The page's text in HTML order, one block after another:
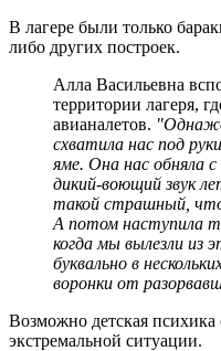
В лагере были только
либо других построек.
Алла Васильевна
территории лагеря,
авианалетов.
схватила нас под
яме. Она нас обняла
дикий-воющий звук
такой страшный,
А потом наступила
когда мы вылезли из
буквально в
воронки от
Возможно детская психика
экстремальной ситуации.